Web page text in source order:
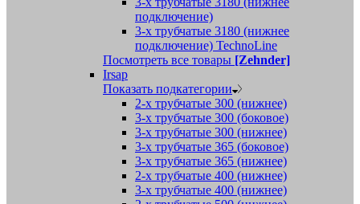
подключение)
3-х трубчатые 3180 (нижнее
подключение) TechnoLine
Посмотреть все товары [Zehnder]
Irsap
Показать подкатегории
2-х трубчатые 300 (нижнее)
3-х трубчатые 300 (боковое)
3-х трубчатые 300 (нижнее)
3-х трубчатые 365 (боковое)
3-х трубчатые 365 (нижнее)
2-х трубчатые 400 (нижнее)
3-х трубчатые 400 (нижнее)